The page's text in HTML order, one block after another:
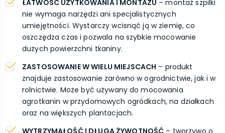
ŁATWOŚĆ UŻYTKOWANIA I MONTAŻU – montaż szpilki
nie wymaga narzędzi ani specjalistycznych
umiejętności. Wystarczy wcisnąć ją w ziemię, co
oszczędza czas i pozwala na szybkie mocowanie
dużych powierzchni tkaniny.
ZASTOSOWANIE W WIELU MIEJSCACH – produkt
znajduje zastosowanie zarówno w ogrodnictwie, jak i w
rolnictwie. Może być używany do mocowania
agrotkanin w przydomowych ogródkach, na działkach
oraz na większych plantacjach.
WYTRZYMAŁOŚĆ I DŁUGA ŻYWOTNOŚĆ – tworzywo o